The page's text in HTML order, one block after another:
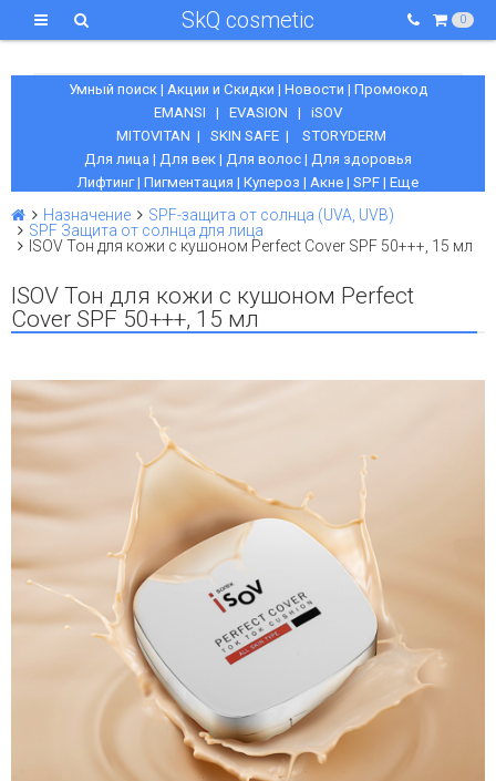
SkQ cosmetic 0
Умный поиск| Акции и Скидки | Новости | Промокод
EMANSI | EVASION | iSOV
MITOVITAN | SKIN SAFE | STORYDERM
Для лица | Для век | Для волос | Для здоровья
Лифтинг| Пигментация | Купероз | Акне | SPF | Еще
Назначение
SPF-защита от солнца (UVA, UVB)
SPF Защита от солнца для лица
ISOV Тон для кожи с кушоном Perfect Cover SPF 50+++, 15 мл
ISOV Тон для кожи с кушоном Perfect
Cover SPF 50+++, 15 мл